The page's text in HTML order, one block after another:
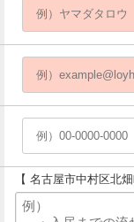
【 名古屋市中村区北